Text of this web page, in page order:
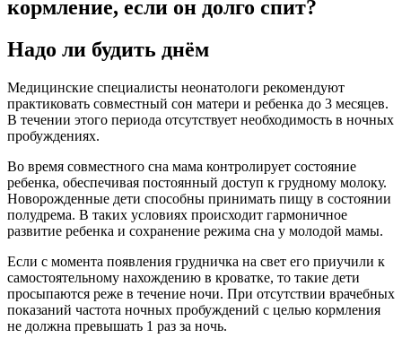
кормление, если он долго спит?
Надо ли будить днём
Медицинские специалисты неонатологи рекомендуют
практиковать совместный сон матери и ребенка до 3 месяцев.
В течении этого периода отсутствует необходимость в ночных
пробуждениях.
Во время совместного сна мама контролирует состояние
ребенка, обеспечивая постоянный доступ к грудному молоку.
Новорожденные дети способны принимать пищу в состоянии
полудрема. В таких условиях происходит гармоничное
развитие ребенка и сохранение режима сна у молодой мамы.
Если с момента появления грудничка на свет его приучили к
самостоятельному нахождению в кроватке, то такие дети
просыпаются реже в течение ночи. При отсутствии врачебных
показаний частота ночных пробуждений с целью кормления
не должна превышать 1 раз за ночь.